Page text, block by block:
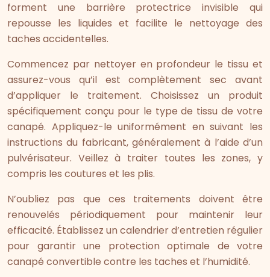
forment une barrière protectrice invisible qui
repousse les liquides et facilite le nettoyage des
taches accidentelles.
Commencez par nettoyer en profondeur le tissu et
assurez-vous qu’il est complètement sec avant
d’appliquer le traitement. Choisissez un produit
spécifiquement conçu pour le type de tissu de votre
canapé. Appliquez-le uniformément en suivant les
instructions du fabricant, généralement à l’aide d’un
pulvérisateur. Veillez à traiter toutes les zones, y
compris les coutures et les plis.
N’oubliez pas que ces traitements doivent être
renouvelés périodiquement pour maintenir leur
efficacité. Établissez un calendrier d’entretien régulier
pour garantir une protection optimale de votre
canapé convertible contre les taches et l’humidité.